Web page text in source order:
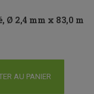
Ø 2,4 mm x 83,0 m
AU PANIER